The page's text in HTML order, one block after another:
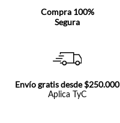
Compra 100%
Segura
Envío gratis desde $250.000
Aplica TyC